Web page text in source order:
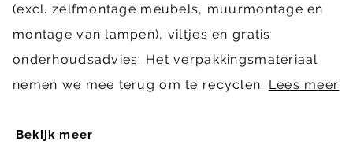
Bekijk meer
(excl. zelfmontage meubels, muurmontage en
montage van lampen), viltjes en gratis
onderhoudsadvies. Het verpakkingsmateriaal
nemen we mee terug om te recyclen. Lees meer